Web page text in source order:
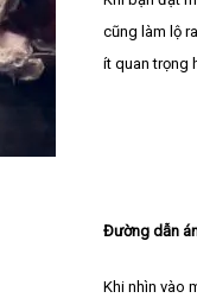
cũng làm lộ
ít quan trọng
Đường dẫn
Khi nhìn vào